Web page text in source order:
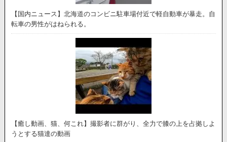
【国内ニュース】北海道のコンビニ駐車場付近で軽自動車が暴走。自
転車の男性がはねられる。
【癒し動画、猫、何これ】撮影者に群がり、全力で膝の上を占拠しよ
うとする猫達の動画